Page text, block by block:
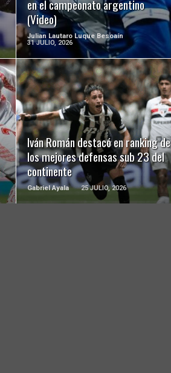
en el campeonato argentino
(Video)
Julian Lautaro Luque Besoaín
31 JULIO, 2026
Iván Román destacó en ranking de
los mejores defensas sub 23 del
continente
Gabriel Ayala 25 JULIO, 2026
LEER MÁS